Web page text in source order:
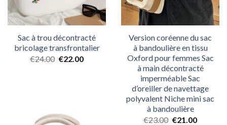
Sac à trou décontracté
bricolage transfrontalier
€24.00 €22.00
Version coréenne du sac
à bandoulière en tissu
Oxford pour femmes Sac
à main décontracté
imperméable Sac
d’oreiller de navettage
polyvalent Niche mini sac
à bandoulière
€23.00 €21.00